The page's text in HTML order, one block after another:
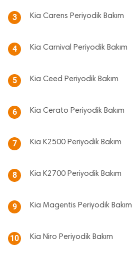
3 Kia Carens Periyodik Bakım
4 Kia Carnival Periyodik Bakım
5 Kia Ceed Periyodik Bakım
6 Kia Cerato Periyodik Bakım
7 Kia K2500 Periyodik Bakım
8 Kia K2700 Periyodik Bakım
9 Kia Magentis Periyodik Bakım
10 Kia Niro Periyodik Bakım